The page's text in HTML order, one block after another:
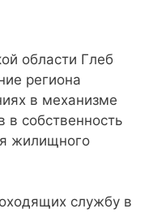
области Глеб
региона
в механизме
в собственность
жилищного
службу в